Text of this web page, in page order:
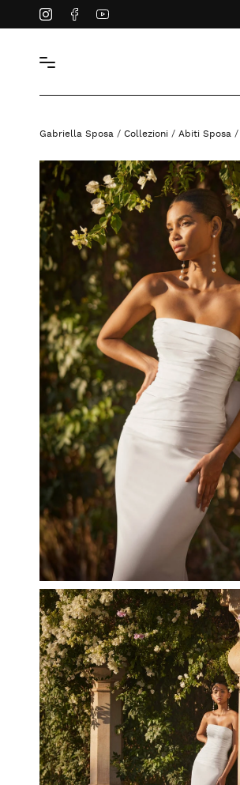
Instagram
Facebook
YouTube
Gabriella Sposa / Collezioni / Abiti Sposa /